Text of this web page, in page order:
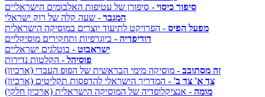
סיפור כיסוי - סיפורן של עטיפות האלבומים הישראליים
המגבר - שעה קלה של רוק ישראלי
מפעל הפיס - הפרויקט לתיעוד יוצרים במוסיקה הישראלית
דודיפדיה - ביוגרפיות ותחקירים מוסיקליים
ישראבוט - בוטלגים ישראליים
פוסיהל - הקלטות נדירות
זה מסתובב - מוסיקה מימי הבראשית של הפופ העברי (ארכיון)
צד א' צד ב' - המדריך הישראלי להדפסות תקליטים (ארכיון)
מומה - אנציקלופדיה של המוסיקה הישראלית (ארכיון חלקי)